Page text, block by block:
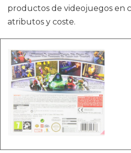
productos de videojuegos en
atributos y coste.